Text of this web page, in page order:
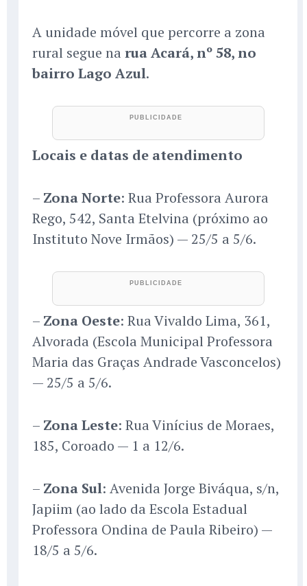
A unidade móvel que percorre a zona
rural segue na rua Acará, nº 58, no
bairro Lago Azul.
Locais e datas de atendimento
– Zona Norte: Rua Professora Aurora
Rego, 542, Santa Etelvina (próximo ao
Instituto Nove Irmãos) — 25/5 a 5/6.
– Zona Oeste: Rua Vivaldo Lima, 361,
Alvorada (Escola Municipal Professora
Maria das Graças Andrade Vasconcelos)
— 25/5 a 5/6.
– Zona Leste: Rua Vinícius de Moraes,
185, Coroado — 1 a 12/6.
– Zona Sul: Avenida Jorge Biváqua, s/n,
Japiim (ao lado da Escola Estadual
Professora Ondina de Paula Ribeiro) —
18/5 a 5/6.